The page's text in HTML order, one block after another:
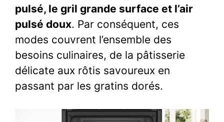
pulsé, le gril grande surface et l’air
pulsé doux. Par conséquent, ces
modes couvrent l’ensemble des
besoins culinaires, de la pâtisserie
délicate aux rôtis savoureux en
passant par les gratins dorés.